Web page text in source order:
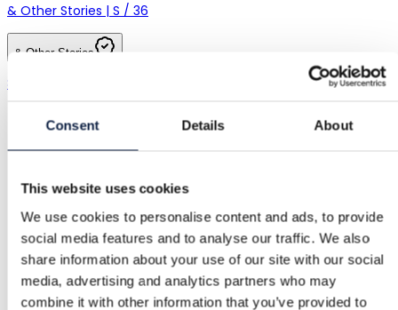
Consent Details About
This website uses cookies
We use cookies to personalise content and ads, to provide
social media features and to analyse our traffic. We also
share information about your use of our site with our social
media, advertising and analytics partners who may
combine it with other information that you’ve provided to
& Other Stories | S / 36
& Other Stories
80,00 €